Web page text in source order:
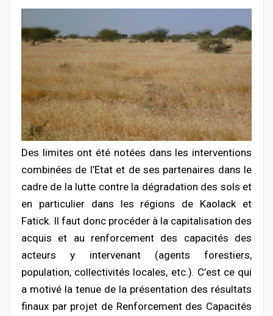
Des limites ont été notées dans les interventions
combinées de l’Etat et de ses partenaires dans le
cadre de la lutte contre la dégradation des sols et
en particulier dans les régions de Kaolack et
Fatick. Il faut donc procéder à la capitalisation des
acquis et au renforcement des capacités des
acteurs y intervenant (agents forestiers,
population, collectivités locales, etc.). C’est ce qui
a motivé la tenue de la présentation des résultats
finaux par projet de Renforcement des Capacités